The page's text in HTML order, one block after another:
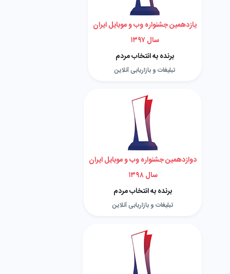
یازدهمین جشنواره وب و موبایل ایران
سال ۱۳۹۷
برنده به انتخاب مردم
تبلیغات و بازاریابی آنلاین
دوازدهمین جشنواره وب و موبایل ایران
سال ۱۳۹۸
برنده به انتخاب مردم
تبلیغات و بازاریابی آنلاین